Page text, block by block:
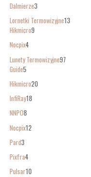
Dalmierze3
Lornetki Termowizyjne13
Hikmicro9
Nocpix4
Lunety Termowizyjne97
Guide5
Hikmicro20
InfiRay18
NNPO8
Nocpix12
Pard3
Pixfra4
Pulsar10